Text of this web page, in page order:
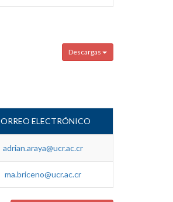
Descargas
ELECTRÓNICO
adrian.araya@ucr.ac.cr
ma.briceno@ucr.ac.cr